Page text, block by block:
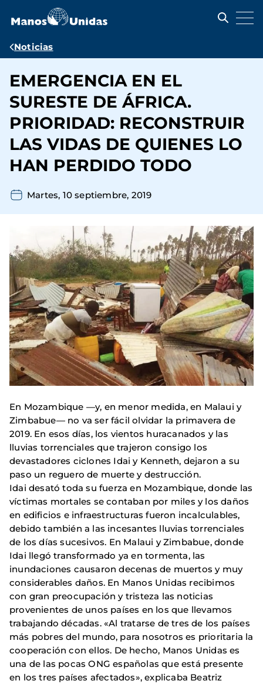
contenido
Ruta
navegación
Noticias
EMERGENCIA EN EL
SURESTE DE ÁFRICA.
PRIORIDAD: RECONSTRUIR
LAS VIDAS DE QUIENES LO
HAN PERDIDO TODO
Martes, 10 septiembre, 2019
En Mozambique —y, en menor medida, en Malaui y
Zimbabue— no va ser fácil olvidar la primavera de
2019. En esos días, los vientos huracanados y las
lluvias torrenciales que trajeron consigo los
devastadores ciclones Idai y Kenneth, dejaron a su
paso un reguero de muerte y destrucción.
Idai desató toda su fuerza en Mozambique, donde las
víctimas mortales se contaban por miles y los daños
en edificios e infraestructuras fueron incalculables,
debido también a las incesantes lluvias torrenciales
de los días sucesivos. En Malaui y Zimbabue, donde
Idai llegó transformado ya en tormenta, las
inundaciones causaron decenas de muertos y muy
considerables daños. En Manos Unidas recibimos
con gran preocupación y tristeza las noticias
provenientes de unos países en los que llevamos
trabajando décadas. «Al tratarse de tres de los países
más pobres del mundo, para nosotros es prioritaria la
cooperación con ellos. De hecho, Manos Unidas es
una de las pocas ONG españolas que está presente
en los tres países afectados», explicaba Beatriz